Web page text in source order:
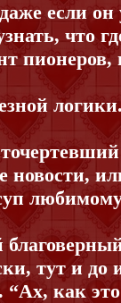
если он
что
пионеров,
новости,
тут и до
как